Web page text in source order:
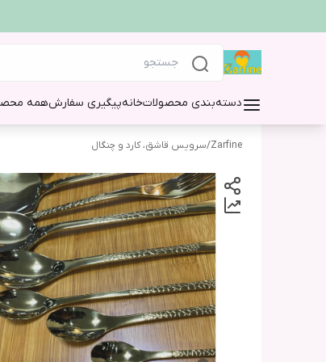
دسته‌بندی محصولاتخانهپیگیری سفارشهمه
Zarfine
/سرویس قاشق، کارد و چنگال